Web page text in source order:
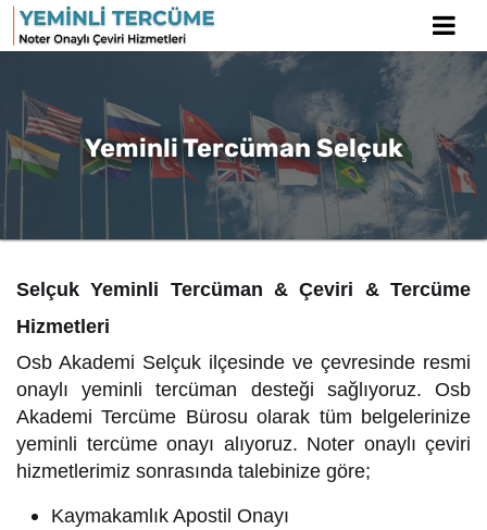
Yeminli Tercüman Selçuk
Selçuk Yeminli Tercüman & Çeviri & Tercüme
Hizmetleri
Osb Akademi Selçuk ilçesinde ve çevresinde resmi
onaylı yeminli tercüman desteği sağlıyoruz. Osb
Akademi Tercüme Bürosu olarak tüm belgelerinize
yeminli tercüme onayı alıyoruz. Noter onaylı çeviri
hizmetlerimiz sonrasında talebinize göre;
Kaymakamlık Apostil Onayı